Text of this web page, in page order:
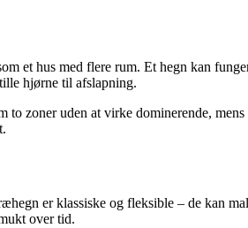
et hus med flere rum. Et hegn kan
hjørne til afslapning.
to zoner uden at virke dominerende,
er klassiske og fleksible – de kan
over tid.